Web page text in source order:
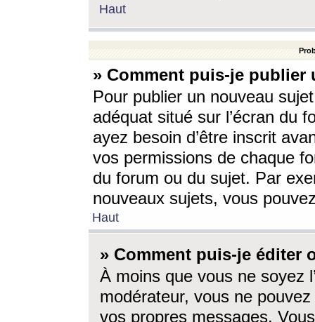
Haut
» Comment puis-je
Pour publier un nouveau
adéquat situé sur l’écran du
ayez besoin d’être inscrit
vos permissions de chaque
du forum ou du sujet. Par
nouveaux sujets, vous
Haut
» Comment puis-je éditer
À moins que vous ne soyez
modérateur, vous ne
vos propres messages.